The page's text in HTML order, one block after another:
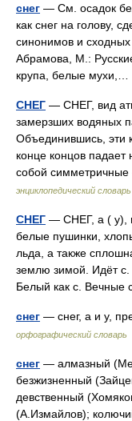
снег — См. осадок
как снег на голову,
синонимов и
Абрамова, М.:
крупа, белые
СНЕГ — СНЕГ, вид
замерзших водяных
Объединившись, эти
конце концов
собой
энциклопедический словарь
СНЕГ — СНЕГ, а ( у),
белые пушинки,
льда, а также
землю зимой. Идёт с.
Белый как с. Вечные
снег — снег, а и у,
орфографический словарь
снег — алмазный
безжизненный
девственный
(А.Измайлов);